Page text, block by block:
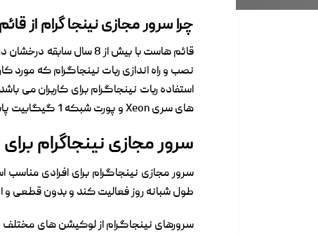
چرا سرور مجازی نینجا گرام از
قائم هاست با بیش از 8
نصب و راه اندازی ربات نینجاگرام که مورد
های سری Xeon و پورت شبکه 1 گیگابیت پاسخگوی کلیه نیازهای شما خواهد بود.
سرور مجازی نینجاگرام
طول شبانه روز فعالیت کند و بدون قطعی و
سرورهای نینجاگرام از لوکیشن های مختلف